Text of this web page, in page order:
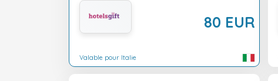
80 EUR
Valable pour Italie